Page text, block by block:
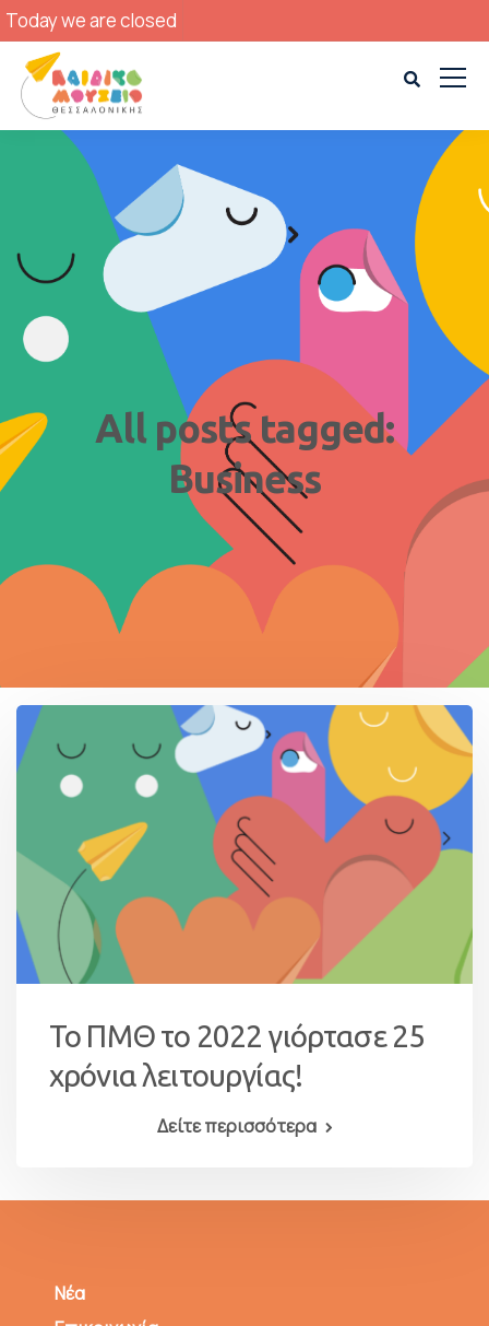
Today we are closed
All posts tagged:
Business
Το ΠΜΘ το 2022 γιόρτασε 25
χρόνια λειτουργίας!
Δείτε περισσότερα
Νέα